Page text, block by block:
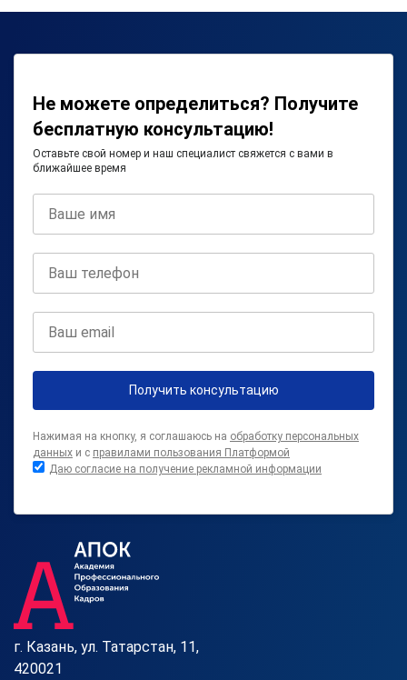
Не можете определиться? Получите
бесплатную консультацию!
Оставьте свой номер и наш специалист свяжется с вами в
ближайшее время
Получить консультацию
Нажимая на кнопку, я соглашаюсь на обработку персональных
данных и с правилами пользования Платформой
Даю согласие на получение рекламной информации
г. Казань, ул. Татарстан, 11,
420021